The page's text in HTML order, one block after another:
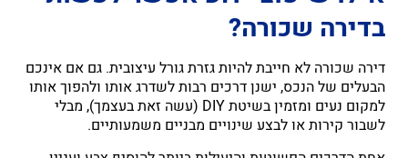
בדירה שכורה?
דירה שכורה לא חייבת להיות גזרת גורל עיצובית. גם אם אינכם
הבעלים של הנכס, ישנן דרכים רבות לשדרג אותו ולהפוך אותו
למקום נעים ומזמין בשיטת DIY (עשה זאת בעצמך), מבלי
לשבור קירות או לבצע שינויים מבניים משמעותיים.